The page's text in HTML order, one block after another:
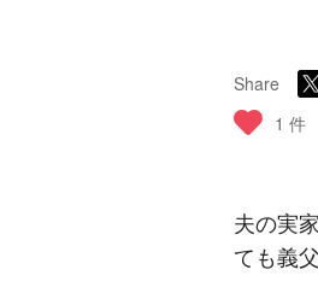
Share
1 件
夫の実
ても義